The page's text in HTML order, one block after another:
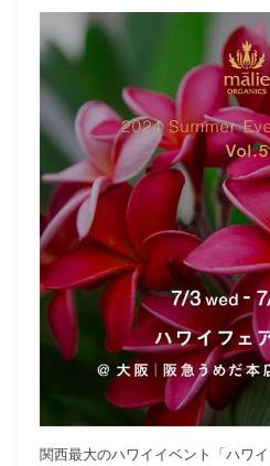
関西最大のハワイイベント「ハワ